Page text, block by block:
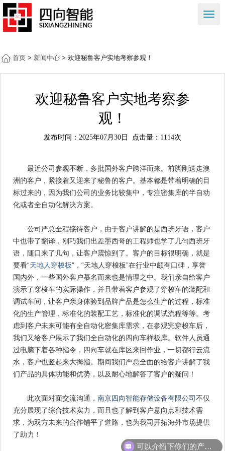
右
首页 > 新闻中心 > 欢迎秘鲁客户实地考察参观！
欢迎秘鲁客户实地考察参
观！
发布时间：2025年07月30日 点击量：1114次
最近公司参观不断，多批国外客户跨洋而来。前脚刚送走澳
洲的客户，紧接着又迎来了秘鲁的客户。基本都是带着明确的目
标过来的，因为我们公司的业务比较集中，专注密集库的半自动
化或者全自动化解决方案。
公司严总全程接待客户，由于客户讲解的是西班牙语，客户
中也带了翻译，刚巧我们出差墨西哥的工程师也学了几句西班牙
语，随口来了几句，让客户震惊到了。客户的目标很明确，就是
要看“天地人穿梭板”，“天地人穿梭板”在行业中颇有口碑，享誉
国内外，一些国外客户慕名而来也是情理之中。我们亲自给客户
演示了穿梭车的实际操作，并且带着客户参观了穿梭车的装配和
调试车间，让客户亲身体验到品牌产品是怎么生产的过程，标准
化的生产管理，标准化的装配工艺，标准化的调试流程等等。考
虑到客户未来可能有全自动化密集库需求，在参观完穿梭车后，
我们又给客户展示了我们全自动化的四向车样板库。软件人员通
过电脑下着各种指令，四向车就在库区来回作业，一切都行云流
水，客户也竖起来大拇指。期间我们严总全面的给客户讲解了我
们产品的具体功能和优势，以及耐心地解答了客户的疑问！
此次面对面交流沟通， 南京四向智能存储设备有限公司不仅
充分展现了综合技术实力，而且也了解到客户意向点和技术需
求，为双方未来的合作铺平了道路，也为我司开拓海外市场提供
了助力！
可以介绍下你们的产品么